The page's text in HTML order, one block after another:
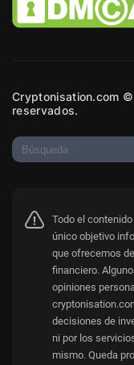
Cryptonisation.com
reservados.
Todo el
único objetivo
que ofrecemos
financiero.
opiniones
decisiones de
ni por los
mismo. Queda